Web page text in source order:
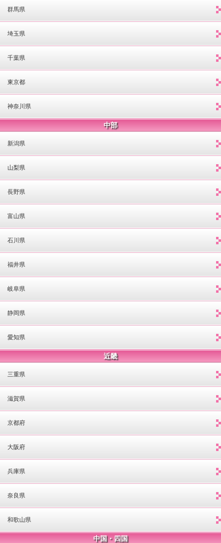
群馬県
埼玉県
千葉県
東京都
神奈川県
中部
新潟県
山梨県
長野県
富山県
石川県
福井県
岐阜県
静岡県
愛知県
近畿
三重県
滋賀県
京都府
大阪府
兵庫県
奈良県
和歌山県
中国・四国